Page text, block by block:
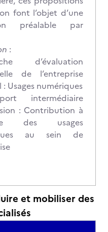
font l’objet d’une
préalable par
:
d’évaluation
de l’entreprise
: Usages numériques
intermédiaire
: Contribution à
des usages
au sein de
et mobiliser des